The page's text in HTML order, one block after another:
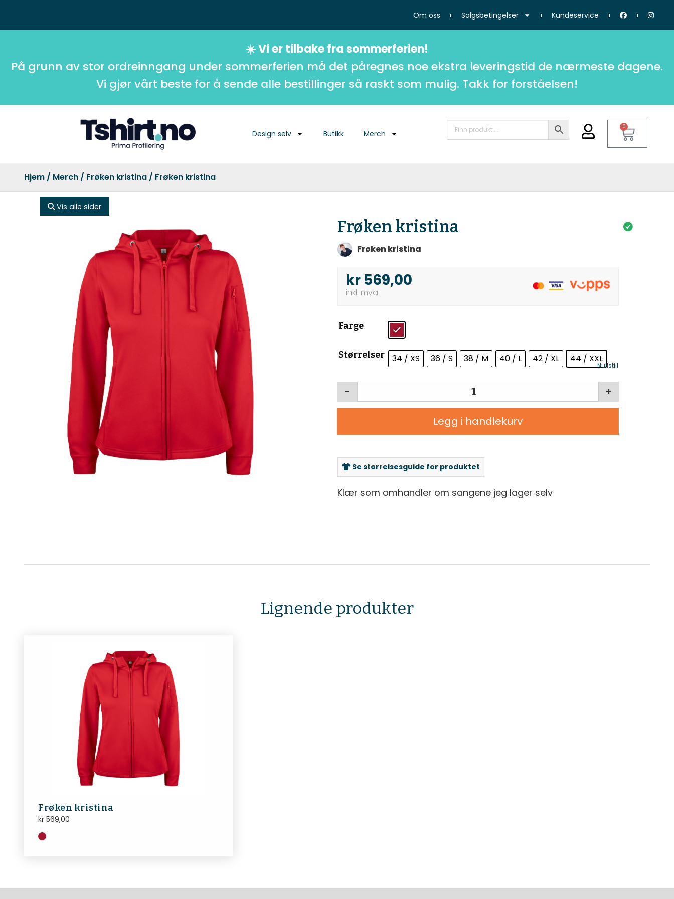
Om oss Salgsbetingelser Kundeservice
☀️ Vi er tilbake fra sommerferien!
På grunn av stor ordreinngang under sommerferien må det påregnes noe ekstra leveringstid de nærmeste dagene.
Vi gjør vårt beste for å sende alle bestillinger så raskt som mulig. Takk for forståelsen!
Design selv Butikk Merch
0
Hjem / Merch / Frøken kristina / Frøken kristina
Vis alle sider
Frøken kristina
Frøken kristina
kr 569,00
Farge
Størrelser 34 / XS 36 / S 38 / M 40 / L 42 / XL 44 / XXL
Nullstill
+
-
Legg i handlekurv
Se størrelsesguide for produktet
Klær som omhandler om sangene jeg lager selv
Lignende produkter
Frøken kristina
kr 569,00